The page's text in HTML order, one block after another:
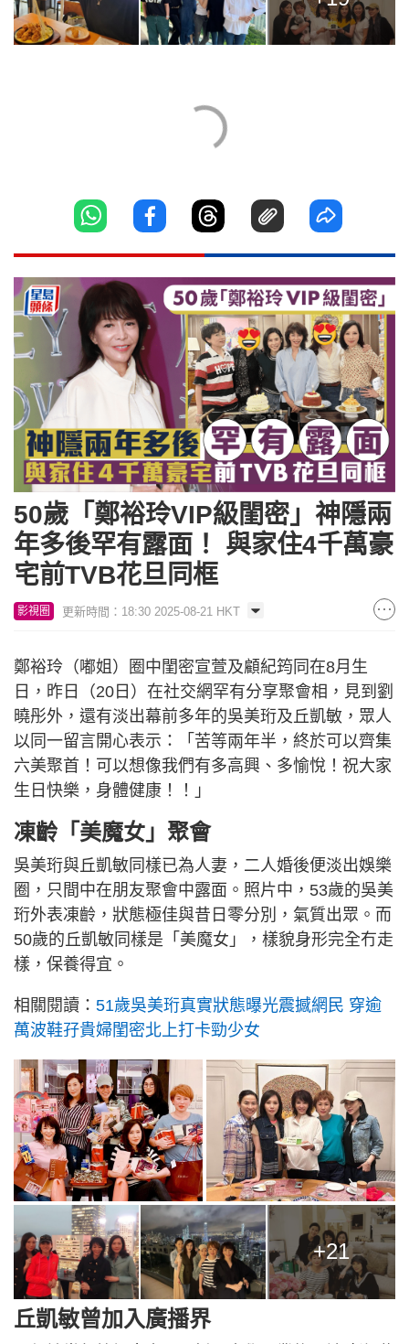
50歲「鄭裕玲VIP級閨密」神隱兩
年多後罕有露面！ 與家住4千萬豪
宅前TVB花旦同框
影視圈 更新時間：18:30 2025-08-21 HKT
鄭裕玲（嘟姐）圈中閨密宣萱及顧紀筠同在8月生
日，昨日（20日）在社交網罕有分享聚會相，見到劉
曉彤外，還有淡出幕前多年的吳美珩及丘凱敏，眾人
以同一留言開心表示：「苦等兩年半，終於可以齊集
六美聚首！可以想像我們有多高興、多愉悅！祝大家
生日快樂，身體健康！！」
凍齡「美魔女」聚會
吳美珩與丘凱敏同樣已為人妻，二人婚後便淡出娛樂
圈，只間中在朋友聚會中露面。照片中，53歲的吳美
珩外表凍齡，狀態極佳與昔日零分別，氣質出眾。而
50歲的丘凱敏同樣是「美魔女」，樣貌身形完全冇走
樣，保養得宜。
相關閱讀： 51歲吳美珩真實狀態曝光震撼網民 穿逾
萬波鞋孖貴婦閨密北上打卡勁少女
+21
丘凱敏曾加入廣播界